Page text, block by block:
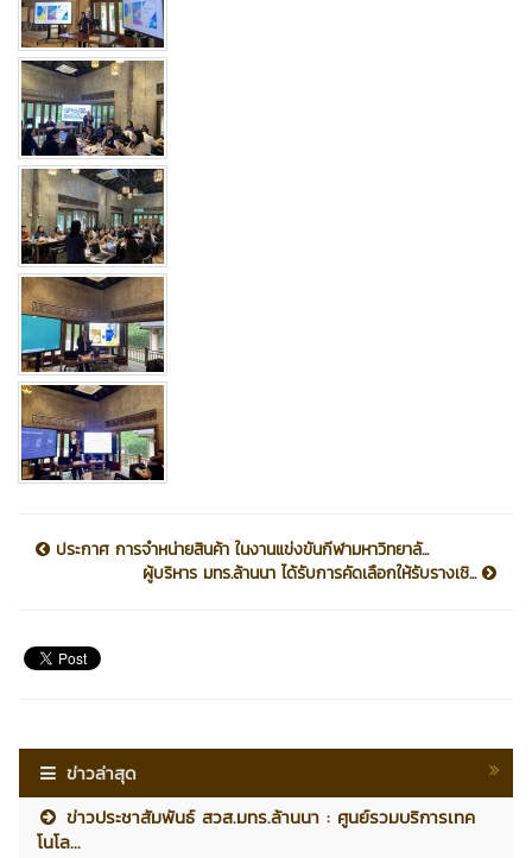
ประกาศ การจำหน่ายสินค้า ในงานแข่งขันกีฬามหาวิทยาลั...
ผู้บริหาร มทร.ล้านนา ได้รับการคัดเลือกให้รับรางเชิ...
ข่าวล่าสุด
ข่าวประชาสัมพันธ์ สวส.มทร.ล้านนา : ศูนย์รวมบริการเทค
โนโล...